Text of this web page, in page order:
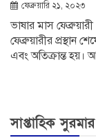
ফেব্রুয়ারি ২১, ২০২৩
ভাষার মাস
ফেব্রুয়ারীর প্রস্থান
এবং অতিক্রান্ত হয়।
সাপ্তাহিক